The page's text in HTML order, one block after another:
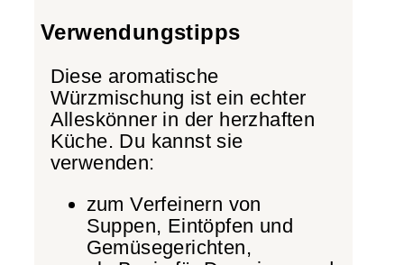
Verwendungstipps
Diese aromatische
Würzmischung ist ein echter
Alleskönner in der herzhaften
Küche. Du kannst sie
verwenden:
zum Verfeinern von
Suppen, Eintöpfen und
Gemüsegerichten,